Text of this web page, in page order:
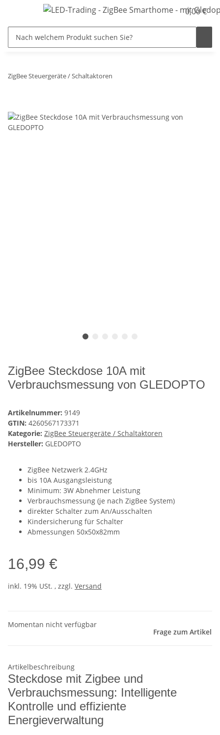
0,00 €
ZigBee Steuergeräte / Schaltaktoren
ZigBee Steckdose 10A mit
Verbrauchsmessung von GLEDOPTO
Artikelnummer: 9149
GTIN: 4260567173371
Kategorie: ZigBee Steuergeräte / Schaltaktoren
Hersteller: GLEDOPTO
ZigBee Netzwerk 2.4GHz
bis 10A Ausgangsleistung
Minimum: 3W Abnehmer Leistung
Verbrauchsmessung (je nach ZigBee System)
direkter Schalter zum An/Ausschalten
Kindersicherung für Schalter
Abmessungen 50x50x82mm
16,99 €
inkl. 19% USt. , zzgl. Versand
Momentan nicht verfügbar
Frage zum Artikel
Artikelbeschreibung
Steckdose mit Zigbee und
Verbrauchsmessung: Intelligente
Kontrolle und effiziente
Energieverwaltung